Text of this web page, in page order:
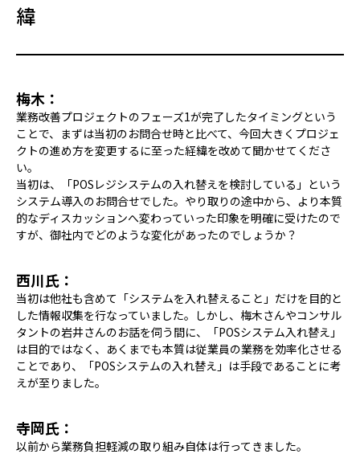
緯
梅木：
業務改善プロジェクトのフェーズ1が完了したタイミングという
ことで、まずは当初のお問合せ時と比べて、今回大きくプロジェ
クトの進め方を変更するに至った経緯を改めて聞かせてくださ
い。
当初は、「POSレジシステムの入れ替えを検討している」という
システム導入のお問合せでした。やり取りの途中から、より本質
的なディスカッションへ変わっていった印象を明確に受けたので
すが、御社内でどのような変化があったのでしょうか？
西川氏：
当初は他社も含めて「システムを入れ替えること」だけを目的と
した情報収集を行なっていました。しかし、梅木さんやコンサル
タントの岩井さんのお話を伺う間に、「POSシステム入れ替え」
は目的ではなく、あくまでも本質は従業員の業務を効率化させる
ことであり、「POSシステムの入れ替え」は手段であることに考
えが至りました。
寺岡氏：
以前から業務負担軽減の取り組み自体は行ってきました。